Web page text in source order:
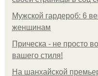
Мужской гардероб: 6
женщинам
Прическа - не просто
вашего стиля!
На шанхайской